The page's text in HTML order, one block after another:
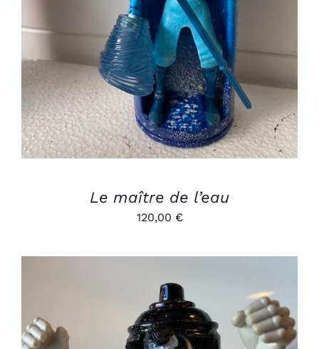
Le maître de l’eau
120,00 €